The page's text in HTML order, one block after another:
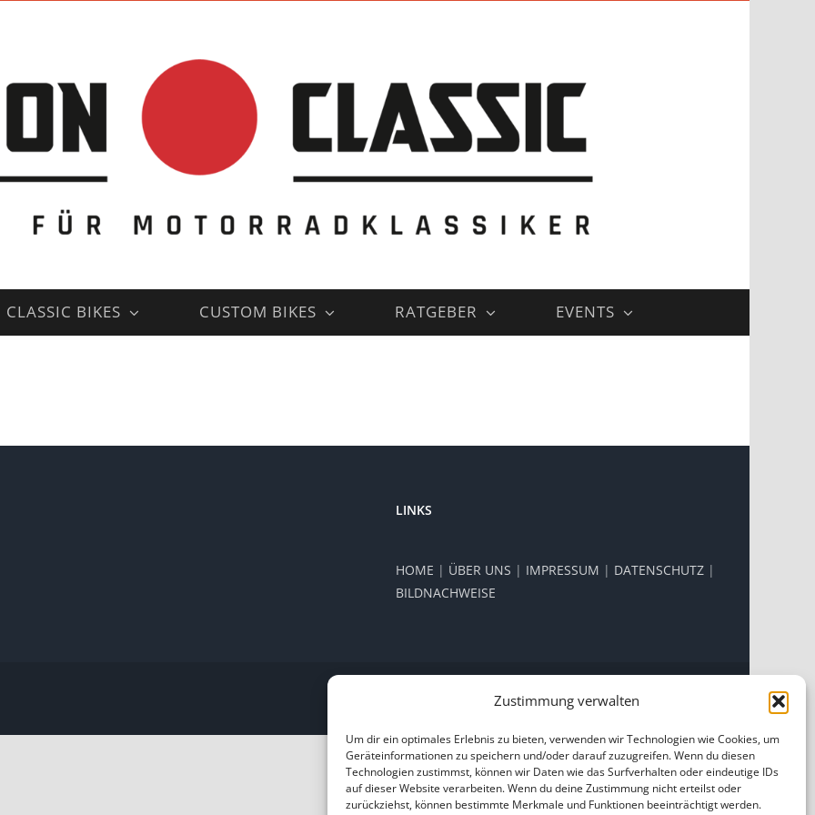
Zustimmung verwalten
Um dir ein optimales Erlebnis zu bieten, verwenden wir Technologien wie Cookies, um
Geräteinformationen zu speichern und/oder darauf zuzugreifen. Wenn du diesen
Technologien zustimmst, können wir Daten wie das Surfverhalten oder eindeutige IDs
auf dieser Website verarbeiten. Wenn du deine Zustimmung nicht erteilst oder
zurückziehst, können bestimmte Merkmale und Funktionen beeinträchtigt werden.
CLASSIC BIKES CUSTOM BIKES RATGEBER EVENTS
LINKS
HOME | ÜBER UNS | IMPRESSUM | DATENSCHUTZ |
BILDNACHWEISE
Instagram